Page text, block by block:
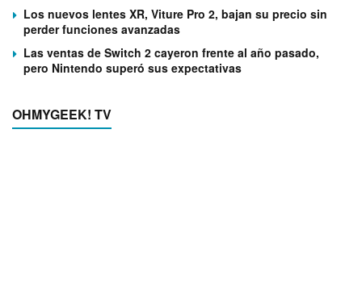
Los nuevos lentes XR, Viture Pro 2, bajan su precio sin
perder funciones avanzadas
Las ventas de Switch 2 cayeron frente al año pasado,
pero Nintendo superó sus expectativas
OHMYGEEK! TV